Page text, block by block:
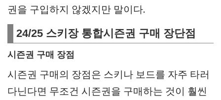
권을 구입하지 않겠지만 말이다.
24/25 스키장 통합시즌권 구매 장단점
시즌권 구매 장점
시즌권 구매의 장점은 스키나 보드를 자주 타러
다닌다면 무조건 시즌권을 구매하는 것이 훨씬